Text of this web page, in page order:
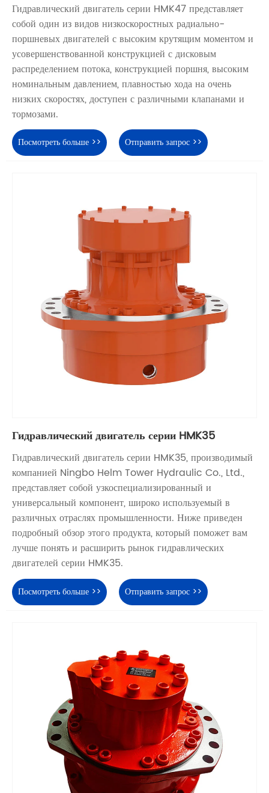
Гидравлический двигатель серии HMK47 представляет
собой один из видов низкоскоростных радиально-
поршневых двигателей с высоким крутящим моментом и
усовершенствованной конструкцией с дисковым
распределением потока, конструкцией поршня, высоким
номинальным давлением, плавностью хода на очень
низких скоростях, доступен с различными клапанами и
тормозами.
Посмотреть больше >> Отправить запрос >>
Гидравлический двигатель серии HMK35
Гидравлический двигатель серии HMK35, производимый
компанией Ningbo Helm Tower Hydraulic Co., Ltd.,
представляет собой узкоспециализированный и
универсальный компонент, широко используемый в
различных отраслях промышленности. Ниже приведен
подробный обзор этого продукта, который поможет вам
лучше понять и расширить рынок гидравлических
двигателей серии HMK35.
Посмотреть больше >> Отправить запрос >>